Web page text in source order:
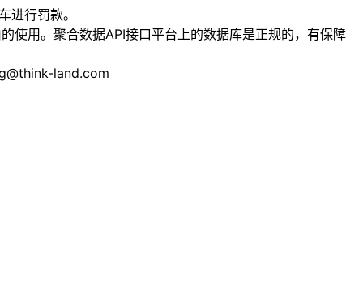
行罚款。
用。聚合数据API接口平台上的数据库是正规的，有保障
land.com